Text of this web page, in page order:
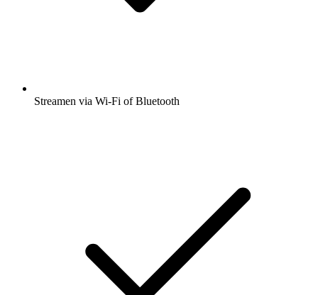
Streamen via Wi-Fi of Bluetooth